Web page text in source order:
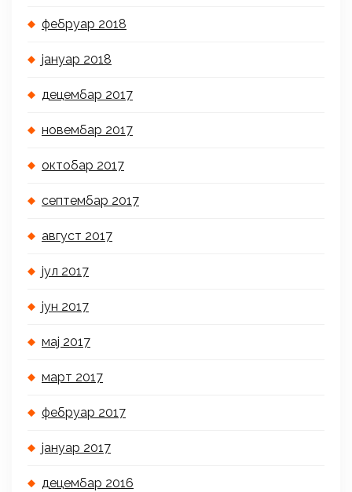
фебруар 2018
јануар 2018
децембар 2017
новембар 2017
октобар 2017
септембар 2017
август 2017
јул 2017
јун 2017
мај 2017
март 2017
фебруар 2017
јануар 2017
децембар 2016